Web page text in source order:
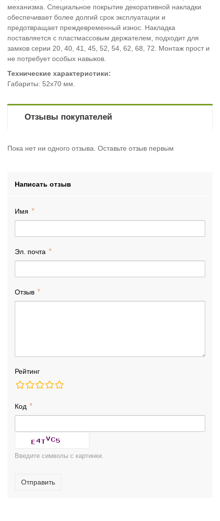
механизма. Специальное покрытие декоративной накладки
обеспечивает более долгий срок эксплуатации и
предотвращает преждевременный износ. Накладка
поставляется с пластмассовым держателем, подходит для
замков серии 20, 40, 41, 45, 52, 54, 62, 68, 72. Монтаж прост и
не потребует особых навыков.
Технические характеристики:
Габариты: 52х70 мм.
Отзывы покупателей
Пока нет ни одного отзыва. Оставьте отзыв первым
Написать отзыв
Имя
Эл. почта
Отзыв
Рейтинг
Код
Введите символы с картинки.
Отправить